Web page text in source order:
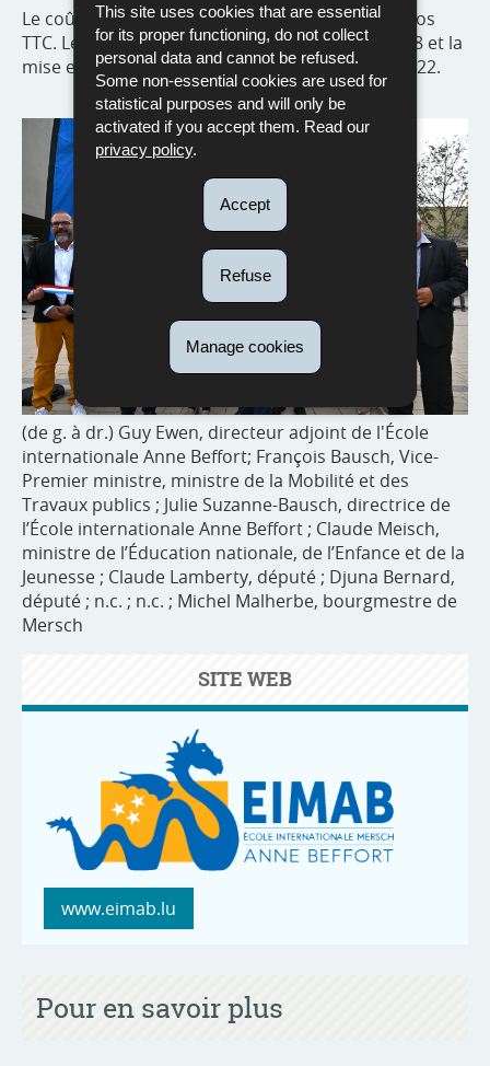
This site uses cookies that are essential
for its proper functioning, do not collect
personal data and cannot be refused.
Some non-essential cookies are used for
statistical purposes and will only be
activated if you accept them. Read our
privacy policy.
Accept
Refuse
Manage cookies
Le coût global du projet s’élève à 52 300 000 euros
TTC. Les travaux de ce projet ont débuté en 2018 et la
mise en service du bâtiment a eu lieu en avril 2022.
(de g. à dr.) Guy Ewen, directeur adjoint de l'École
internationale Anne Beffort; François Bausch, Vice-
Premier ministre, ministre de la Mobilité et des
Travaux publics ; Julie Suzanne-Bausch, directrice de
l’École internationale Anne Beffort ; Claude Meisch,
ministre de l’Éducation nationale, de l’Enfance et de la
Jeunesse ; Claude Lamberty, député ; Djuna Bernard,
député ; n.c. ; n.c. ; Michel Malherbe, bourgmestre de
Mersch
SITE WEB
www.eimab.lu
Pour en savoir plus